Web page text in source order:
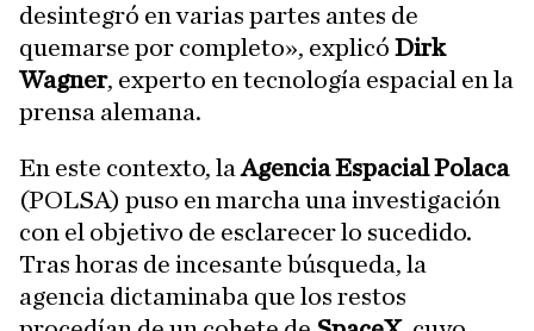
desintegró en varias partes antes de
quemarse por completo», explicó Dirk
Wagner, experto en tecnología espacial en la
prensa alemana.
En este contexto, laAgencia Espacial Polaca
(POLSA) puso en marcha una investigación
con el objetivo de esclarecer lo sucedido.
Tras horas de incesante búsqueda, la
agencia dictaminaba que los restos